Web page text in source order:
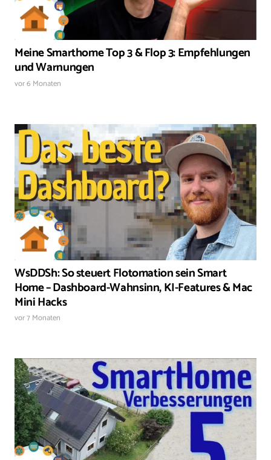
Meine Smarthome Top 3 & Flop 3: Empfehlungen
und Warnungen
vor 6 Monaten
WsDDSh: So steuert Flotomation sein Smart
Home – Dashboard-Wahnsinn, KI-Features & Mac
Mini Hacks
vor 7 Monaten